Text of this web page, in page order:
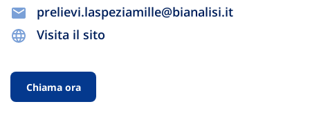
prelievi.laspeziamille@bianalisi.it
Visita il sito
Chiama ora